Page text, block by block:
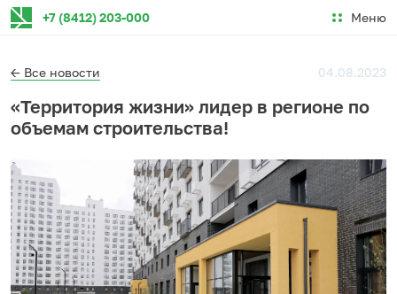
+7 (8412) 203-000 Меню
← Все новости 04.08.2023
«Территория жизни» лидер в регионе по
объемам строительства!